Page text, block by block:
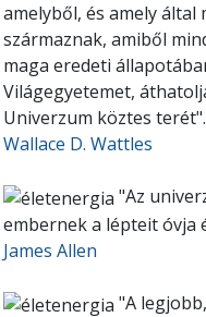
amelyből, és amely
származnak, amiből
maga eredeti
Világegyetemet,
Univerzum köztes terét".
Wallace D. Wattles
"Az
embernek a lépteit óvja
James Allen
"A